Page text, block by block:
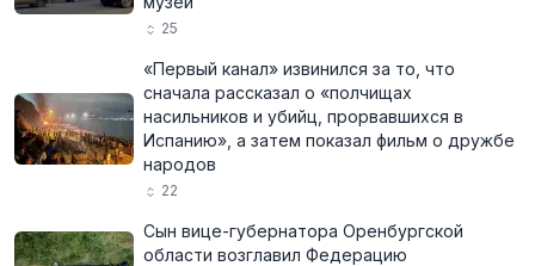
25
«Первый канал» извинился за то, что
сначала рассказал о «полчищах
насильников и убийц, прорвавшихся в
Испанию», а затем показал фильм о дружбе
народов
22
Сын вице-губернатора Оренбургской
области возглавил Федерацию